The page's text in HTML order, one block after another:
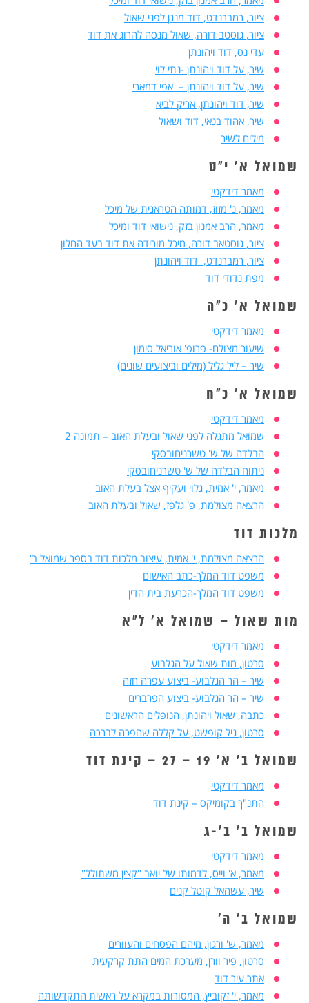
ציור, רמברנדט, דוד מנגן לפני שאול
ציור, גוסטב דורה, שאול מנסה להרוג את דוד
עדי נס, דוד ויהונתן
שיר, על דוד ויהונתן -נתי לוי
שיר, על דוד ויהונתן – אפי דמארי
שיר, דוד ויהונתן, אריק לביא
שיר, אהוד בנאי, דוד ושאול
מילים לשיר
שמואל א' י"ט
מאמר דידקטי
מאמר, נ' מזוז, דמותה הטראגית של מיכל
מאמר, הרב אמנון בזק, נישואי דוד ומיכל
ציור, גוסטאב דורה, מיכל מורידה את דוד בעד החלון
ציור, רמברנדט, דוד ויהונתן
מפת נדודי דוד
שמואל א' כ"ה
מאמר דידקטי
שיעור מצולם- פרופ' אוריאל סימון
שיר – ליל גליל (מילים וביצועים שונים)
שמואל א' כ"ח
מאמר דידקטי
שמואל מתגלה לפני שאול ובעלת האוב – תמונה 2
הבלדה של ש' טשרניחובסקי
ניתוח הבלדה של ש' טשרניחובסקי
מאמר, י' אמית, גלוי ועקיף אצל בעלת האוב
הרצאה מצולמת, פ' גלפז, שאול ובעלת האוב
מלכות דוד
הרצאה מצולמת, י' אמית, עיצוב מלכות דוד בספר שמואל ב'
משפט דוד המלך-כתב האישום
משפט דוד המלך-הכרעת בית הדין
מות שאול – שמואל א' ל"א
מאמר דידקטי
סרטון, מות שאול על הגלבוע
שיר – הר הגלבוע- ביצוע עפרה חזה
שיר – הר הגלבוע- ביצוע הפרברים
כתבה, שאול ויהונתן, הנופלים הראשונים
סרטון, גיל קופשט, על קללה שהפכה לברכה
שמואל ב' א' 19 – 27 – קינת דוד
מאמר דידקטי
התנ"ך בקומיקס – קינת דוד
שמואל ב' ב'-ג
מאמר דידקטי
מאמר, א' וייס, לדמותו של יואב "קצין משתולל"
שיר, עשהאל קוטל קנים
שמואל ב' ה'
מאמר, ש' ורגון, מיהם הפסחים והעוורים
סרטון, פיר וורן, מערכת המים התת קרקעית
אתר עיר דוד
מאמר, י' זקוביץ, המסורות במקרא על ראשית התקדשותה